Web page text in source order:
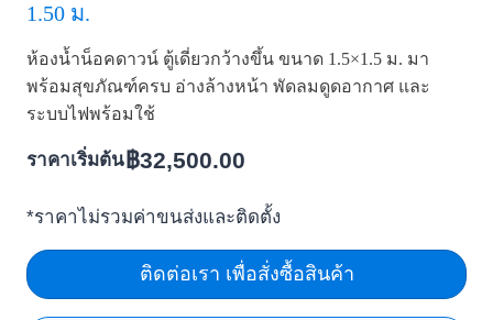
1.50 ม.
ห้องน้ำน็อคดาวน์ ตู้เดี่ยวกว้างขึ้น ขนาด 1.5×1.5 ม. มา
พร้อมสุขภัณฑ์ครบ อ่างล้างหน้า พัดลมดูดอากาศ และ
ระบบไฟพร้อมใช้
ราคาเริ่มต้น ฿32,500.00
*ราคาไม่รวมค่าขนส่งและติดตั้ง
ติดต่อเรา เพื่อสั่งซื้อสินค้า